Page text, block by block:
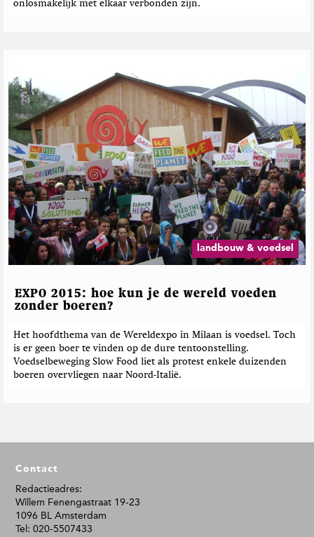
onlosmakelijk met elkaar verbonden zijn.
landbouw & voedsel
EXPO 2015: hoe kun je de wereld voeden
zonder boeren?
Het hoofdthema van de Wereldexpo in Milaan is voedsel. Toch
is er geen boer te vinden op de dure tentoonstelling.
Voedselbeweging Slow Food liet als protest enkele duizenden
boeren overvliegen naar Noord-Italië.
o
o
Contact
Redactieadres:
Willem Fenengastraat 19-23
1096 BL Amsterdam
Tel: 020-5507433